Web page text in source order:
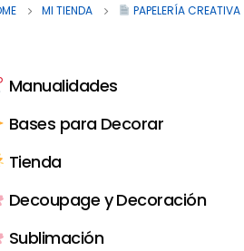
MI TIENDA PAPELERÍA CREATIVA
Manualidades
Bases para Decorar
Tienda
Decoupage y Decoración
Sublimación